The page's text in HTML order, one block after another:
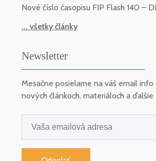
Nové číslo časopisu FIP Flash 140 –
... všetky články
Newsletter
Mesačne posielame na váš email info
nových článkoch, materiáloch a ďalšie